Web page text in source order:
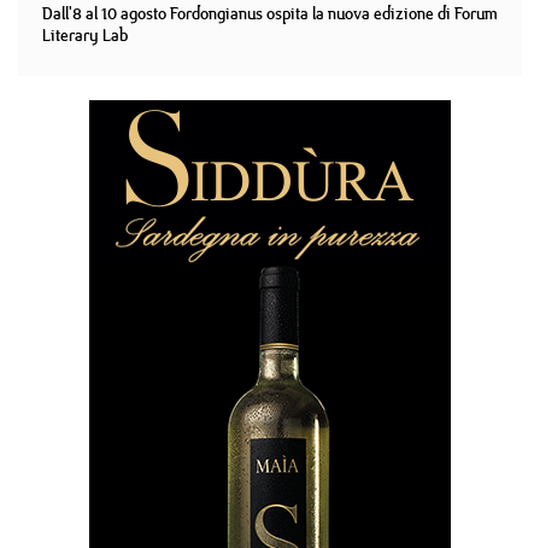
Dall'8 al 10 agosto Fordongianus ospita la nuova edizione di Forum
Literary Lab